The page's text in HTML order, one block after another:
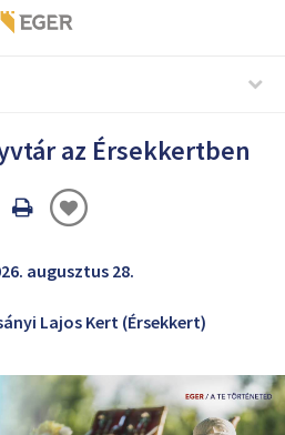
az Érsekkertben
Oldal
augusztus 28.
Lajos Kert (Érsekkert)